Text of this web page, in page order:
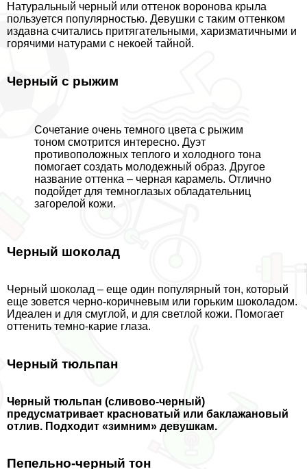
Натуральный черный или оттенок воронова крыла
пользуется популярностью. Дeвyшки с таким оттенком
издавна считались притягательными, харизматичными и
горячими натурами с некоей тайной.
Черный с рыжим
Сочетание очень темного цвета с рыжим
тоном смотрится интересно. Дуэт
противоположных теплого и холодного тона
помогает создать молодежный образ. Другое
название оттенка – черная карамель. Отлично
подойдет для темноглазых обладательниц
загорелой кожи.
Черный шоколад
Черный шоколад – еще один популярный тон, который
еще зовется черно-коричневым или горьким шоколадом.
Идеален и для смуглой, и для светлой кожи. Помогает
оттенить темно-карие глаза.
Черный тюльпан
Черный тюльпан (сливово-черный)
предусматривает красноватый или баклажановый
отлив. Подходит «зимним» дeвyшкам.
Пепельно-черный тон